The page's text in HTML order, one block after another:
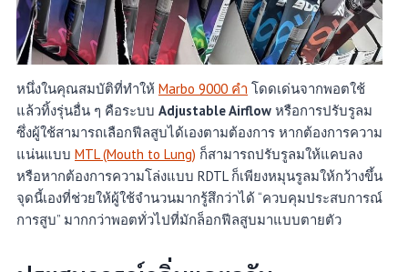
หนึ่งในคุณสมบัติที่ทำให้ Marbo 9000 คำ โดดเด่นจากพอตใช้
แล้วทิ้งรุ่นอื่น ๆ คือระบบ Adjustable Airflow หรือการปรับรูลม
ซึ่งผู้ใช้สามารถเลือกฟีลสูบได้เองตามต้องการ หากต้องการความ
แน่นแบบ MTL (Mouth to Lung) ก็สามารถปรับรูลมให้แคบลง
หรือหากต้องการความโล่งแบบ RDTL ก็เพียงหมุนรูลมให้กว้างขึ้น
จุดนี้เองที่ช่วยให้ผู้ใช้จำนวนมากรู้สึกว่าได้ “ควบคุมประสบการณ์
การสูบ” มากกว่าพอตทั่วไปที่มักล็อกฟีลสูบมาแบบตายตัว